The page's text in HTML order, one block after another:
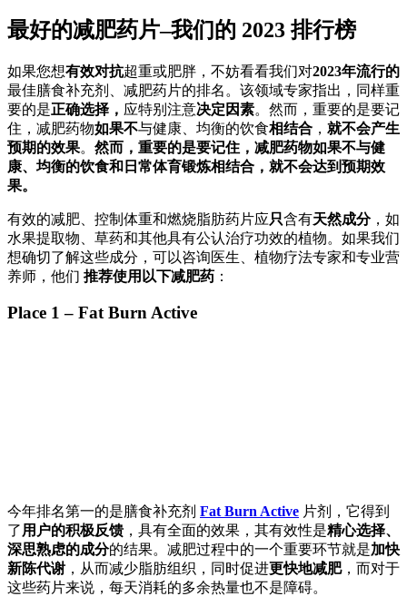
最好的减肥药片–我们的 2023 排行榜
如果您想有效对抗超重或肥胖，不妨看看我们对2023年流行的
最佳膳食补充剂、减肥药片的排名。该领域专家指出，同样重
要的是正确选择， 应特别注意决定因素。然而，重要的是要记
住，减肥药物如果不与健康、均衡的饮食相结合 ， 就不会产生
预期的效果。 然而，重要的是要记住，减肥药物如果不与健
康、均衡的饮食和日常体育锻炼相结合，就不会达到预期效
果。
有效的减肥、控制体重和燃烧脂肪药片应只含有天然成分，如
水果提取物、草药和其他具有公认治疗功效的植物。如果我们
想确切了解这些成分，可以咨询医生、植物疗法专家和专业营
养师，他们 推荐使用以下减肥药 ：
Place 1 – Fat Burn Active
今年排名第一的是膳食补充剂 Fat Burn Active 片剂，它得到
了 用户的积极反馈 ，具有全面的效果，其有效性是精心选择、
深思熟虑的成分的结果。减肥过程中的一个重要环节就是加快
新陈代谢 ，从而减少脂肪组织，同时促进更快地减肥，而对于
这些药片来说，每天消耗的多余热量也不是障碍。